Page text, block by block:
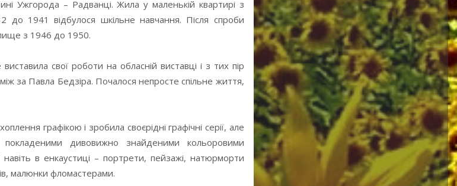
Ужгорода – Радванці. Жила у маленькій квартирі з
1941 відбулося шкільне навчання. Після спроби
з 1946 до 1950.
свої роботи на обласній виставці і з тих пір
за Павла Бедзіра. Почалося непросте спільне життя,
графікою і зробила своєрідні графічні серії, але
дивовижно знайденими кольоровими
навіть в енкаустиці – портрети, пейзажі, натюрморти
малюнки фломастерами.